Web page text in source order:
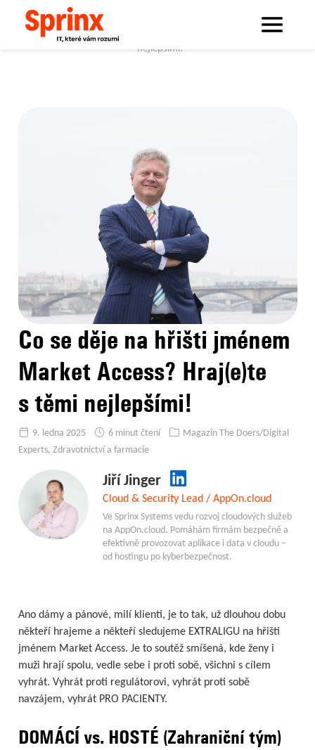
Sprinx.com
Co se děje na hřišti jménem Market Access? Hraj(e)te s těmi
nejlepšími!
Co se děje na hřišti jménem
Market Access? Hraj(e)te
s těmi nejlepšími!
9. ledna 2025 6 minut čtení
Magazín The Doers/Digital
Experts, Zdravotnictví a farmacie
Jiří Jinger
Cloud & Security Lead / AppOn.cloud
Ve Sprinx Systems vedu rozvoj cloudových služeb
na AppOn.cloud. Pomáhám firmám bezpečně a
efektivně provozovat aplikace i data v cloudu –
od hostingu po kyberbezpečnost.
Ano dámy a pánové, milí klienti, je to tak, už dlouhou dobu
někteří hrajeme a někteří sledujeme EXTRALIGU na hřišti
jménem Market Access. Je to soutěž smíšená, kde ženy i
muži hrají spolu, vedle sebe i proti sobě, všichni s cílem
vyhrát. Vyhrát proti regulátorovi, vyhrát proti sobě
navzájem, vyhrát PRO PACIENTY.
DOMÁCÍ vs. HOSTÉ (Zahraniční tým)